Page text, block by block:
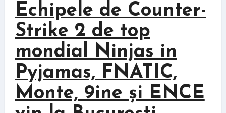
Echipele de Counter-
Strike 2 de top
mondial Ninjas in
Pyjamas, FNATIC,
Monte, 9ine și ENCE